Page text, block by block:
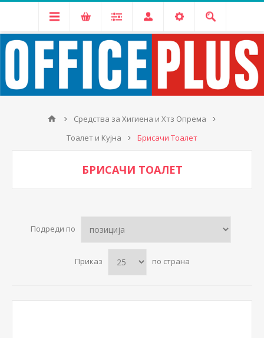
Средства за Хигиена и Хтз Опрема
Тоалет и Кујна
Брисачи Тоалет
БРИСАЧИ ТОАЛЕТ
Подреди по
Приказ по страна